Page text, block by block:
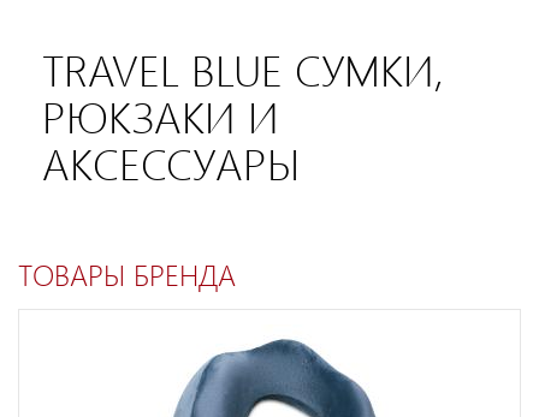
TRAVEL BLUE СУМКИ,
РЮКЗАКИ И
АКСЕССУАРЫ
ТОВАРЫ БРЕНДА